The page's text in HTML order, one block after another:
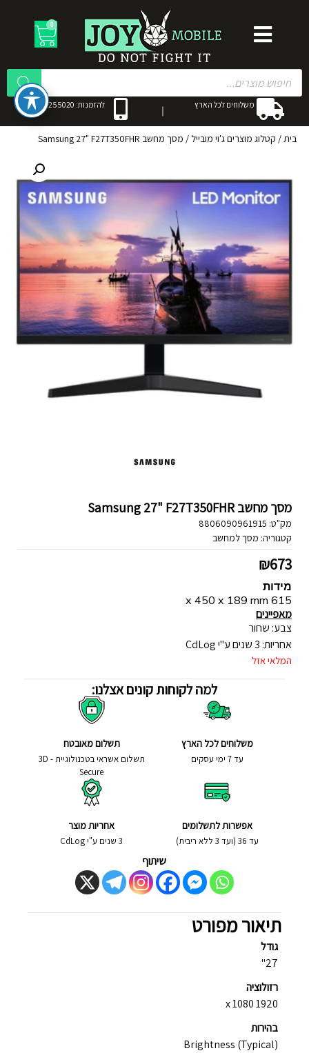
0
משלוחים לכל הארץ להזמנות: 053-3255020
בית/ קטלוג מוצרים ג'וי מובייל / מסך מחשב Samsung 27" F27T350FHR
מסך מחשב Samsung 27" F27T350FHR
מק"ט: 8806090961915
קטגוריה: מסך למחשב
₪673
מידות
615 x 450 x 189 mm
מאפיינים
צבע: שחור
אחריות: 3 שנים ע"י CdLog
המלאי אזל
למה לקוחות קונים אצלנו:
משלוחים לכל הארץ
עד 7 ימי עסקים
תשלום מאובטח
תשלום אשראי בטכנולוגיית - 3D
Secure
אפשרות לתשלומים
עד 36 (ועד 3 ללא ריבית)
אחריות מוצר
3 שנים ע"י CdLog
שיתוף
תיאור מפורט
גודל
27"
רזולוציה
1920 x 1080
בהירות
Brightness (Typical)